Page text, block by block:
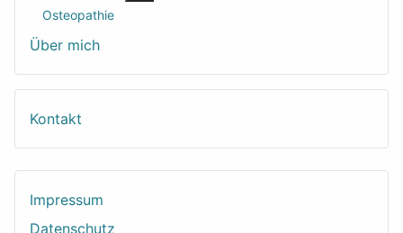
Osteopathie
Über mich
Kontakt
Impressum
Datenschutz